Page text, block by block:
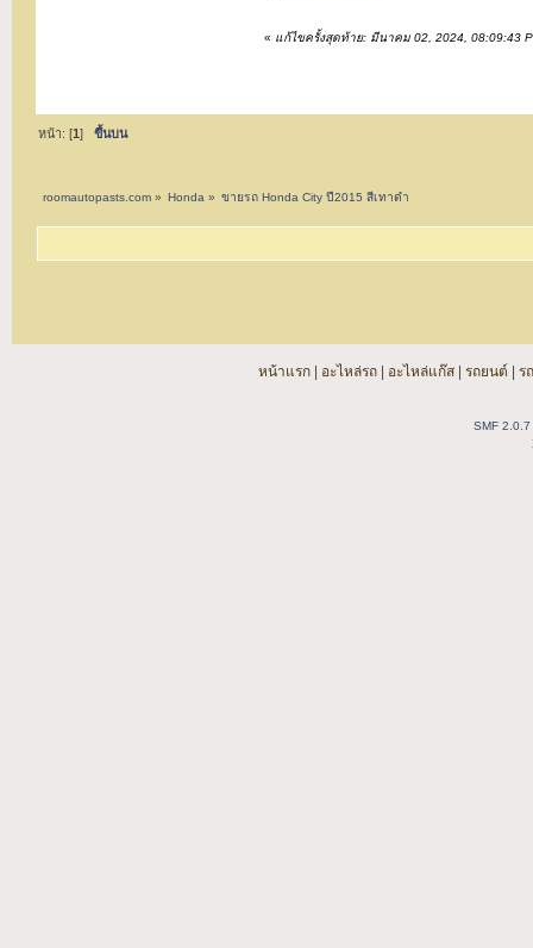
« แก้ไขครั้งสุดท้าย: มีนาคม 02, 2024, 08:09:43
หน้า: [1 ] ขึ้นบน
roomautopasts.com» Honda » ขายรถ Honda City ปี2015 สีเทาดำ
หน้าแรก อะไหล่รถ อะไหล่แก๊ส รถยนต์ ร
SMF 2.0.7